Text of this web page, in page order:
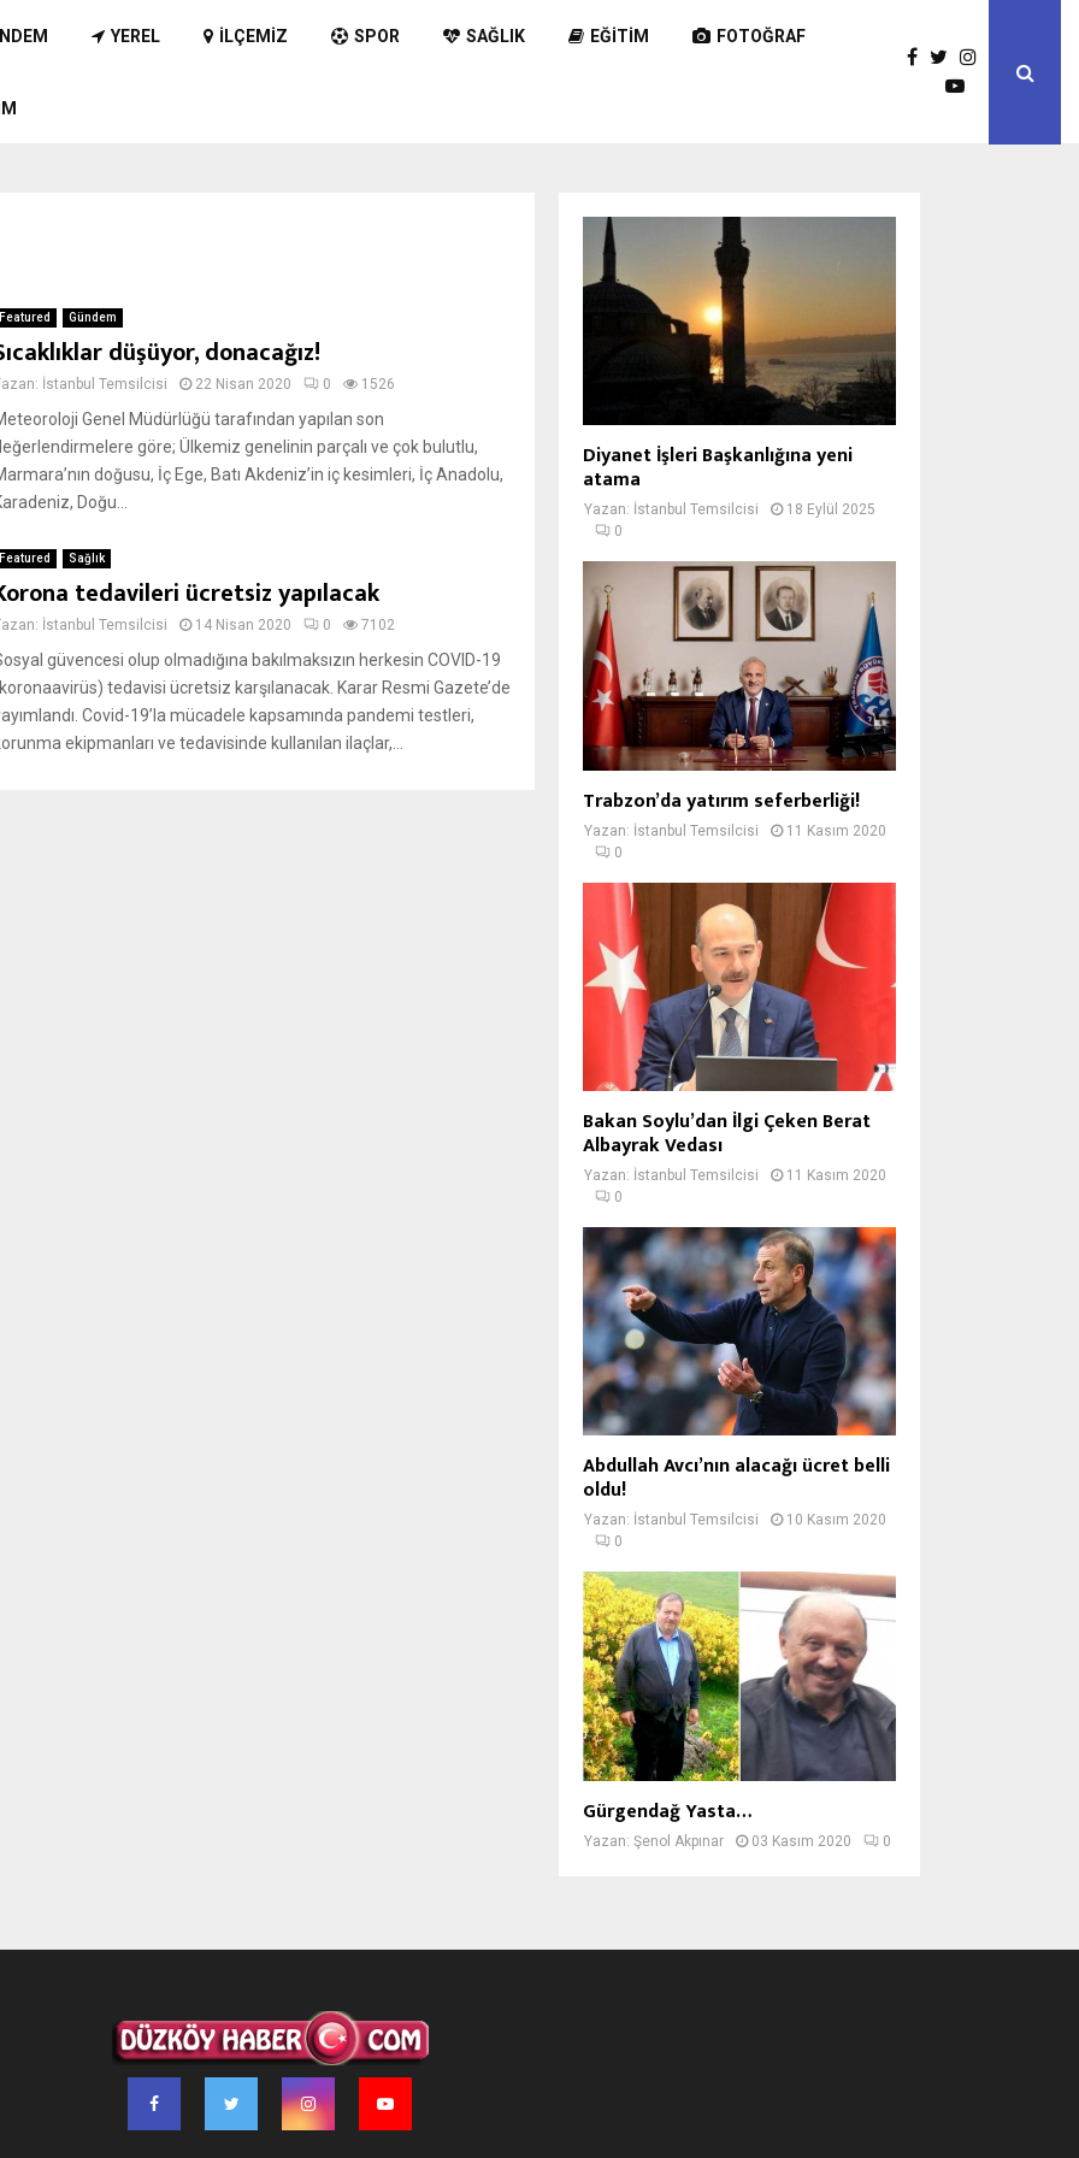
YEREL İLÇEMIZ SPOR SAĞLIK EĞITIM FOTOĞRAF
Featured Gündem
düşüyor, donacağız!
İstanbul Temsilcisi 22 Nisan 2020 0 1526
Genel Müdürlüğü tarafından yapılan son
göre; Ülkemiz genelinin parçalı ve çok bulutlu,
doğusu, İç Ege, Batı Akdeniz’in iç kesimleri, İç Anadolu,
Doğu...
Featured Sağlık
tedavileri ücretsiz yapılacak
İstanbul Temsilcisi 14 Nisan 2020 0 7102
güvencesi olup olmadığına bakılmaksızın herkesin COVID-19
tedavisi ücretsiz karşılanacak. Karar Resmi Gazete’de
Covid-19’la mücadele kapsamında pandemi testleri,
ekipmanları ve tedavisinde kullanılan ilaçlar,...
Diyanet İşleri Başkanlığına yeni
atama
Yazan: İstanbul Temsilcisi
18 Eylül 2025
0
Trabzon’da yatırım seferberliği!
Yazan: İstanbul Temsilcisi
11 Kasım 2020
0
Bakan Soylu’dan İlgi Çeken Berat
Albayrak Vedası
Yazan: İstanbul Temsilcisi
11 Kasım 2020
0
Abdullah Avcı’nın alacağı ücret belli
oldu!
Yazan: İstanbul Temsilcisi
10 Kasım 2020
0
Gürgendağ Yasta…
Yazan: Şenol Akpınar 03 Kasım 2020 0